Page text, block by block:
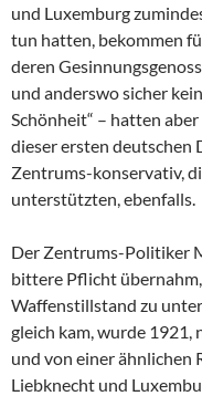
und Luxemburg
tun hatten, bekommen
deren
und anderswo sicher
Schönheit“ – hatten
dieser ersten deutschen
Zentrums-konservativ,
unterstützten, ebenfalls.
Der Zentrums-Politiker
bittere Pflicht
Waffenstillstand zu
gleich kam, wurde 1921,
und von einer ähnlichen
Liebknecht und